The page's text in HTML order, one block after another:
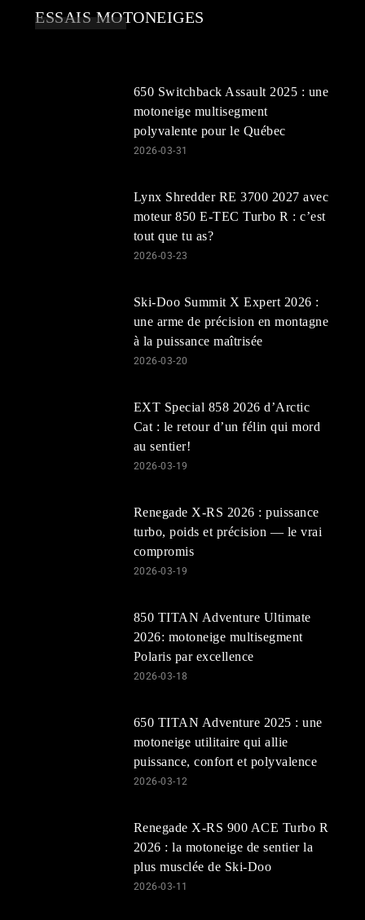
ESSAIS MOTONEIGES
650 Switchback Assault 2025 : une
motoneige multisegment
polyvalente pour le Québec
2026-03-31
Lynx Shredder RE 3700 2027 avec
moteur 850 E-TEC Turbo R : c’est
tout que tu as?
2026-03-23
Ski-Doo Summit X Expert 2026 :
une arme de précision en montagne
à la puissance maîtrisée
2026-03-20
EXT Special 858 2026 d’Arctic
Cat : le retour d’un félin qui mord
au sentier!
2026-03-19
Renegade X-RS 2026 : puissance
turbo, poids et précision — le vrai
compromis
2026-03-19
850 TITAN Adventure Ultimate
2026: motoneige multisegment
Polaris par excellence
2026-03-18
650 TITAN Adventure 2025 : une
motoneige utilitaire qui allie
puissance, confort et polyvalence
2026-03-12
Renegade X-RS 900 ACE Turbo R
2026 : la motoneige de sentier la
plus musclée de Ski-Doo
2026-03-11